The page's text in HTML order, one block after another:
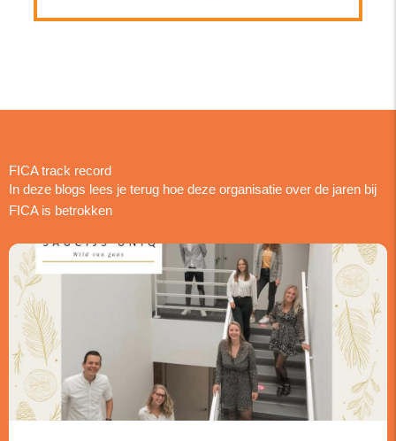
FICA track record
In deze blogs lees je terug hoe deze organisatie over de jaren bij
FICA is betrokken